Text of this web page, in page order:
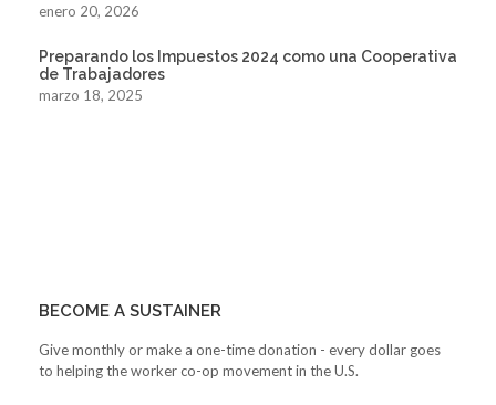
enero 20, 2026
Preparando los Impuestos 2024 como una Cooperativa
de Trabajadores
marzo 18, 2025
BECOME A SUSTAINER
Give monthly or make a one-time donation - every dollar goes
to helping the worker co-op movement in the U.S.